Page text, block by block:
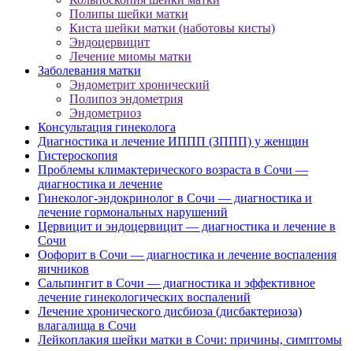
Полипы шейки матки
Киста шейки матки (наботовы кисты)
Эндоцервицит
Лечение миомы матки
Заболевания матки
Эндометрит хронический
Полипоз эндометрия
Эндометриоз
Консультация гинеколога
Диагностика и лечение ИППП (ЗППП) у женщин
Гистероскопия
Проблемы климактерического возраста в Сочи —
диагностика и лечение
Гинеколог-эндокринолог в Сочи — диагностика и
лечение гормональных нарушений
Цервицит и эндоцервицит — диагностика и лечение в
Сочи
Оофорит в Сочи — диагностика и лечение воспаления
яичников
Сальпингит в Сочи — диагностика и эффективное
лечение гинекологических воспалений
Лечение хронического дисбиоза (дисбактериоза)
влагалища в Сочи
Лейкоплакия шейки матки в Сочи: причины, симптомы